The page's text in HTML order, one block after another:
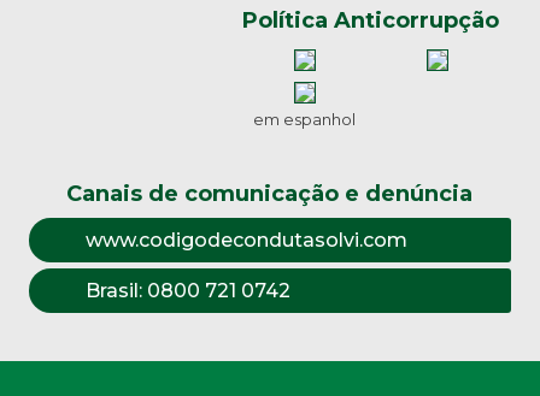
Política Anticorrupção
em espanhol
Canais de comunicação e denúncia
www.codigodecondutasolvi.com
Brasil: 0800 721 0742